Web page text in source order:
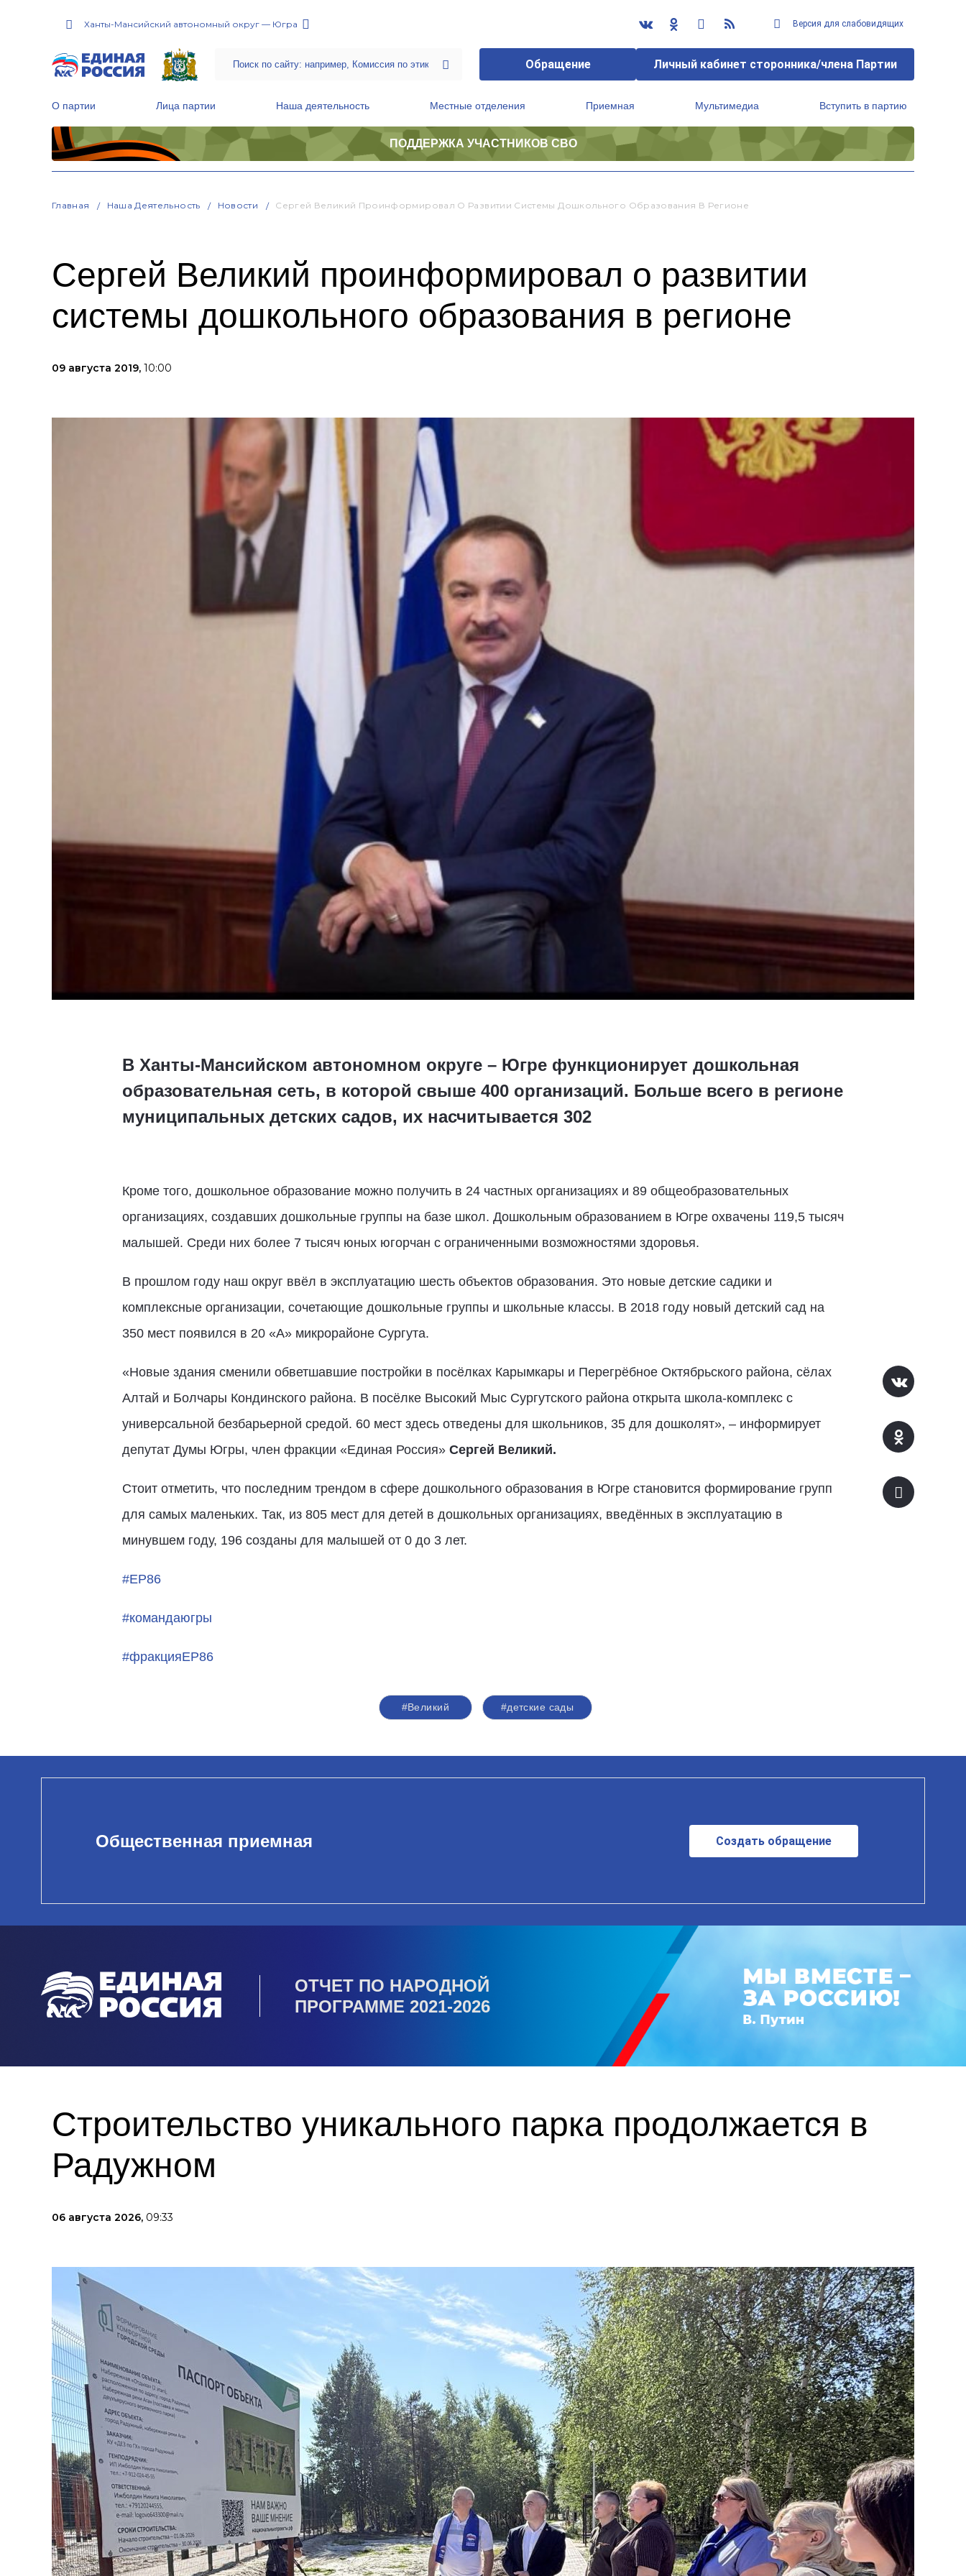
Ханты-Мансийский автономный округ — Югра Версия для слабовидящих
Обращение Личный кабинет сторонника/члена Партии
О партии Лица партии Наша деятельность Местные отделения Приемная Мультимедиа Вступить в партию
ПОДДЕРЖКА УЧАСТНИКОВ СВО
Главная Наша Деятельность Новости Сергей Великий Проинформировал О Развитии Системы Дошкольного Образования В Регионе
Сергей Великий проинформировал о развитии
системы дошкольного образования в регионе
09 августа 2019, 10:00
В Ханты-Мансийском автономном округе – Югре функционирует дошкольная
образовательная сеть, в которой свыше 400 организаций. Больше всего в регионе
муниципальных детских садов, их насчитывается 302
Кроме того, дошкольное образование можно получить в 24 частных организациях и 89 общеобразовательных
организациях, создавших дошкольные группы на базе школ. Дошкольным образованием в Югре охвачены 119,5 тысяч
малышей. Среди них более 7 тысяч юных югорчан с ограниченными возможностями здоровья.
В прошлом году наш округ ввёл в эксплуатацию шесть объектов образования. Это новые детские садики и
комплексные организации, сочетающие дошкольные группы и школьные классы. В 2018 году новый детский сад на
350 мест появился в 20 «А» микрорайоне Сургута.
«Новые здания сменили обветшавшие постройки в посёлках Карымкары и Перегрёбное Октябрьского района, сёлах
Алтай и Болчары Кондинского района. В посёлке Высокий Мыс Сургутского района открыта школа-комплекс с
универсальной безбарьерной средой. 60 мест здесь отведены для школьников, 35 для дошколят», – информирует
депутат Думы Югры, член фракции «Единая Россия» Сергей Великий.
Стоит отметить, что последним трендом в сфере дошкольного образования в Югре становится формирование групп
для самых маленьких. Так, из 805 мест для детей в дошкольных организациях, введённых в эксплуатацию в
минувшем году, 196 созданы для малышей от 0 до 3 лет.
#ЕР86
#командаюгры
#фракцияЕР86
#Великий #детские сады
Общественная приемная Создать обращение
ОТЧЕТ ПО НАРОДНОЙ
ПРОГРАММЕ 2021-2026
Строительство уникального парка продолжается в
Радужном
06 августа 2026, 09:33